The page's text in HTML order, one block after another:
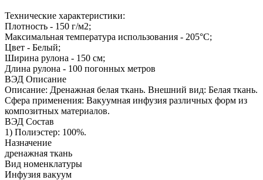
Технические характеристики:
Плотность - 150 г/м2;
Максимальная температура использования - 205°С;
Цвет - Белый;
Ширина рулона - 150 см;
Длина рулона - 100 погонных метров
ВЭД Описание
Описание: Дренажная белая ткань. Внешний вид: Белая ткань.
Сфера применения: Вакуумная инфузия различных форм из
композитных материалов.
ВЭД Состав
1) Полиэстер: 100%.
Назначение
дренажная ткань
Вид номенклатуры
Инфузия вакуум